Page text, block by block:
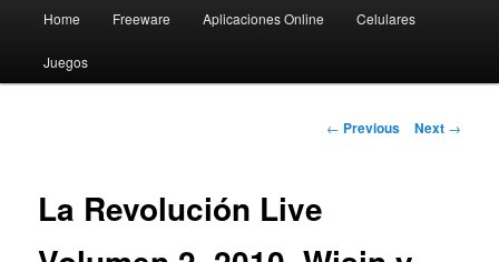
Skip
to
Home Freeware Aplicaciones Online Celulares
Juegos
Post
← Previous Next →
La Revolución Live